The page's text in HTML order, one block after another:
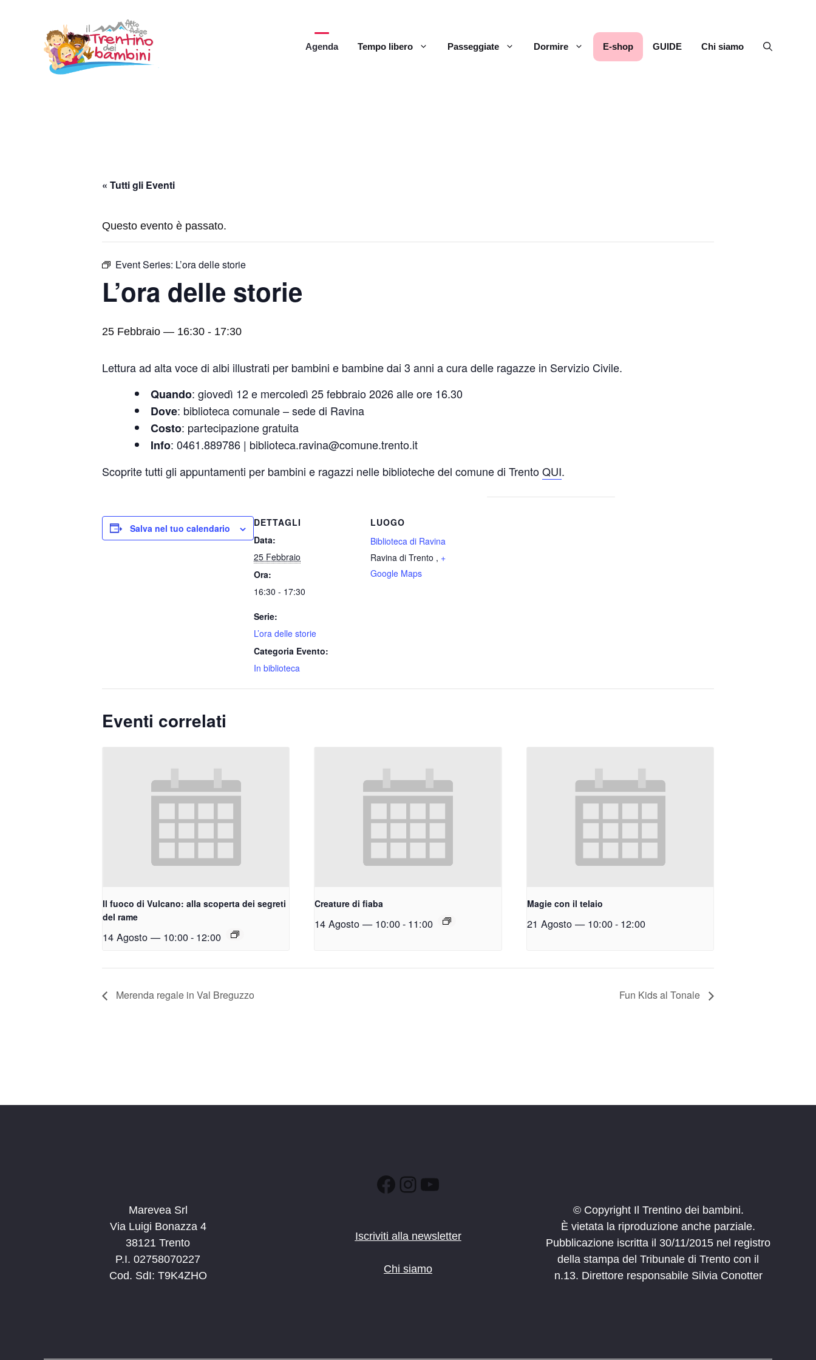
contenuto
Agenda Tempo libero Passeggiate Dormire E-shop GUIDE Chi siamo
« Tutti gli Eventi
Questo evento è passato.
Event Series: L’ora delle storie
L’ora delle storie
25 Febbraio — 16:30 - 17:30
Lettura ad alta voce di albi illustrati per bambini e bambine dai 3 anni a cura delle ragazze in Servizio Civile.
Quando: giovedì 12 e mercoledì 25 febbraio 2026 alle ore 16.30
Dove: biblioteca comunale – sede di Ravina
Costo: partecipazione gratuita
Info: 0461.889786 | biblioteca.ravina@comune.trento.it
Scoprite tutti gli appuntamenti per bambini e ragazzi nelle biblioteche del comune di TrentoQUI.
Salva nel tuo calendario
DETTAGLI
Data:
25 Febbraio
Ora:
16:30 - 17:30
Serie:
L’ora delle storie
Categoria Evento:
In biblioteca
LUOGO
Biblioteca di Ravina
Ravina di Trento , +
Google Maps
Eventi correlati
Il fuoco di Vulcano: alla scoperta dei segreti
del rame
14 Agosto — 10:00- 12:00
Creature di fiaba
14 Agosto — 10:00- 11:00
Magie con il telaio
21 Agosto — 10:00- 12:00
Merenda regale in Val Breguzzo Fun Kids al Tonale
Marevea Srl
Via Luigi Bonazza 4
38121 Trento
P.I. 02758070227
Cod. SdI: T9K4ZHO
Facebook
Instagram
YouTube
Iscriviti alla newsletter
Chi siamo
© Copyright Il Trentino dei bambini.
È vietata la riproduzione anche parziale.
Pubblicazione iscritta il 30/11/2015 nel registro
della stampa del Tribunale di Trento con il
n.13. Direttore responsabile Silvia Conotter